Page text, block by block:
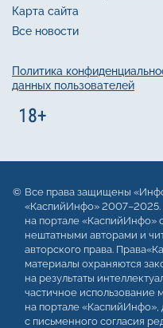
Карта сайта
Все новости
Политика
данных пользователей
Все права защищены
«КаспийИнфо»
на портале «КаспийИнфо»
нештатными авторами и
авторского права.
материалы охраняются
на результаты
частичное
на портале «КаспийИнфо»,
с письменного согласия